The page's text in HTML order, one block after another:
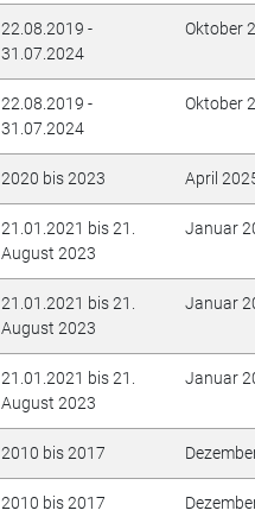
22.08.2019 -
31.07.2024
Oktober
22.08.2019 -
31.07.2024
Oktober
2020 bis 2023 April
21.01.2021 bis 21.
August 2023
Januar
21.01.2021 bis 21.
August 2023
Januar
21.01.2021 bis 21.
August 2023
Januar
2010 bis 2017
2010 bis 2017